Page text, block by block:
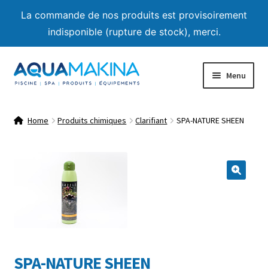
La commande de nos produits est provisoirement
indisponible (rupture de stock), merci.
Skip
to
Skip
to
Menu
Product List
Contact us
Home Produits chimiques Clarifiant SPA-NATURE SHEEN
SPA-NATURE SHEEN